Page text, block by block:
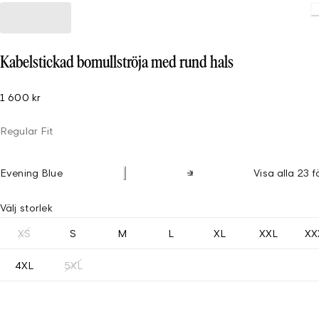
Kabelstickad bomullströja med rund hals
1 600 kr
Regular Fit
Evening Blue Visa alla 23
Välj storlek
XS S M L XL XXL
4XL 5XL